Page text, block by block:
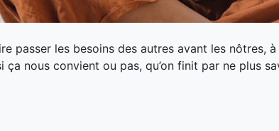
passer les besoins des autres avant les nôtres,
nous convient ou pas, qu’on finit par ne plus